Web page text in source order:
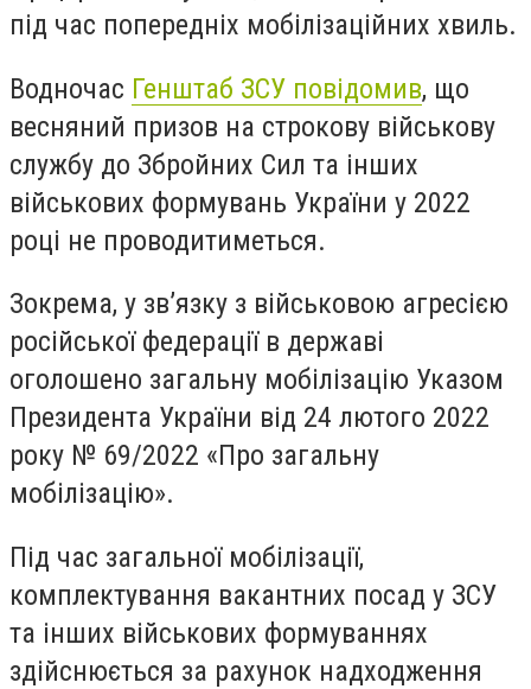
під час попередніх мобілізаційних хвиль.
Водночас Генштаб ЗСУ повідомив, що
весняний призов на строкову військову
службу до Збройних Сил та інших
військових формувань України у 2022
році не проводитиметься.
Зокрема, у зв’язку з військовою агресією
російської федерації в державі
оголошено загальну мобілізацію Указом
Президента України від 24 лютого 2022
року № 69/2022 «Про загальну
мобілізацію».
Під час загальної мобілізації,
комплектування вакантних посад у ЗСУ
та інших військових формуваннях
здійснюється за рахунок надходження